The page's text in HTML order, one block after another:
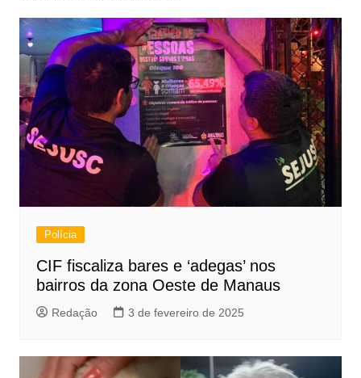
Polícia
CIF fiscaliza bares e ‘adegas’ nos
bairros da zona Oeste de Manaus
Redação 3 de fevereiro de 2025